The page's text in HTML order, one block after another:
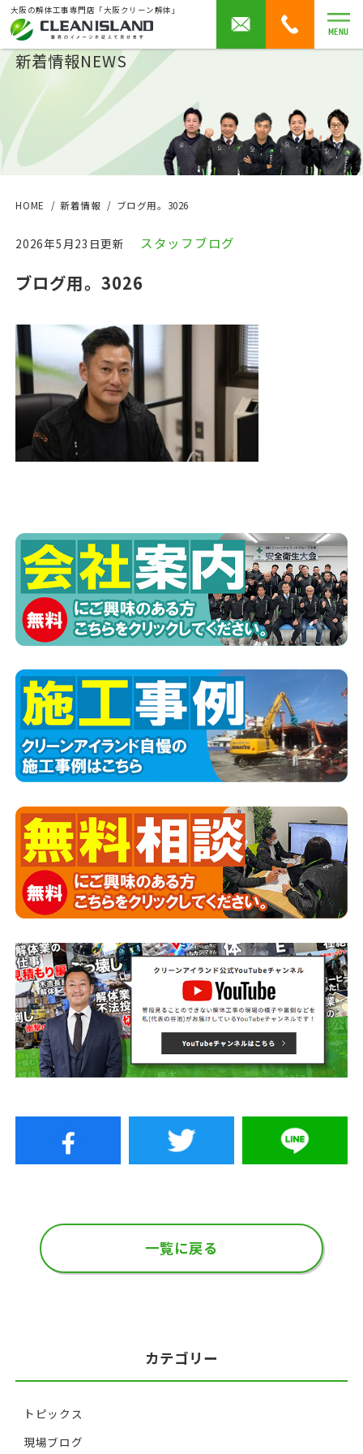
大阪の解体工事専門店「大阪クリーン解体」
MENU
新着情報NEWS
HOME 新着情報 ブログ用。3026
2026年5月23日更新 スタッフブログ
ブログ用。3026
一覧に戻る
カテゴリー
トピックス
現場ブログ